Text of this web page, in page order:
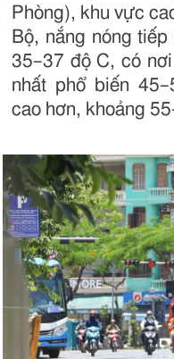
Phòng), khu vực
Bộ, nắng nóng
35–37 độ C, có
nhất phổ biến
cao hơn, khoảng